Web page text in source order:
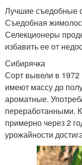
Лучшие съедобные
Съедобная
Селекционеры
избавить ее от
Сибирячка
Сорт вывели в 1972
имеют массу до
ароматные.
переработанными.
примерно через 2
урожайности